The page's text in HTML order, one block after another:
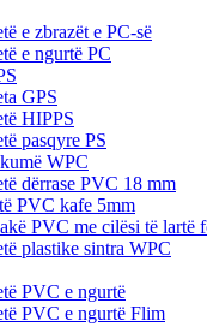
e zbrazët e PC-së
e ngurtë PC
GPS
HIPPS
pasqyre PS
WPC
dërrase PVC 18 mm
PVC kafe 5mm
PVC me cilësi të lartë
plastike sintra WPC
PVC e ngurtë
PVC e ngurtë Flim